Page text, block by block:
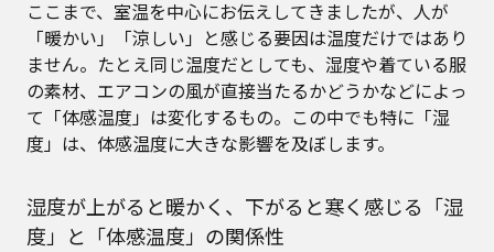
ここまで、室温を中心にお伝えしてきましたが、人が
「暖かい」「涼しい」と感じる要因は温度だけではあり
ません。たとえ同じ温度だとしても、湿度や着ている服
の素材、エアコンの風が直接当たるかどうかなどによっ
て「体感温度」は変化するもの。この中でも特に「湿
度」は、体感温度に大きな影響を及ぼします。
湿度が上がると暖かく、下がると寒く感じる「湿
度」と「体感温度」の関係性